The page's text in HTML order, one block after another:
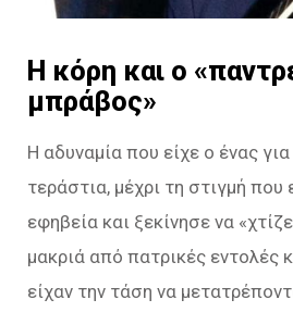
Η κόρη και ο
μπράβος»
Η αδυναμία που είχε ο ένας
τεράστια, μέχρι τη στιγμή που
εφηβεία και ξεκίνησε να
μακριά από πατρικές εντολές
είχαν την τάση να